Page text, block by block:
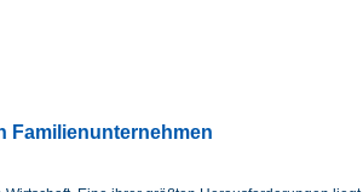
Familienunternehmen